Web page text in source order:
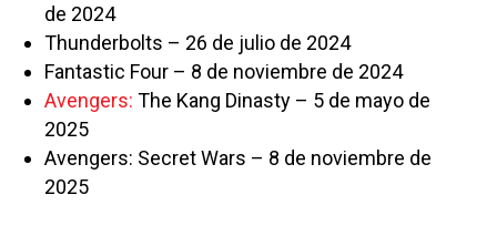
de 2024
Thunderbolts – 26 de julio de 2024
Fantastic Four – 8 de noviembre de 2024
Avengers: The Kang Dinasty – 5 de mayo de
2025
Avengers: Secret Wars – 8 de noviembre de
2025